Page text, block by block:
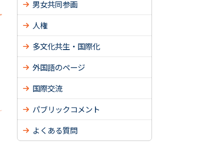
男女共同参画
人権
多文化共生・国際化
外国語のページ
国際交流
パブリックコメント
よくある質問